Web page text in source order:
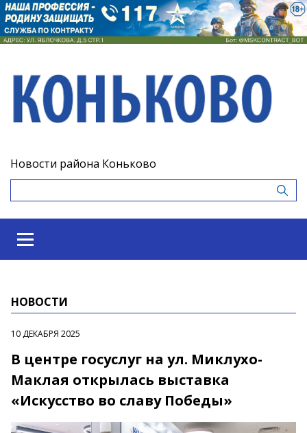
Новости района Коньково
НОВОСТИ
10 ДЕКАБРЯ 2025
В центре госуслуг на ул. Миклухо-
Маклая открылась выставка
«Искусство во славу Победы»